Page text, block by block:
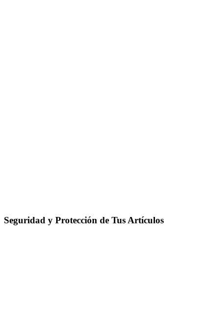
Seguridad y Protección de Tus Artículos